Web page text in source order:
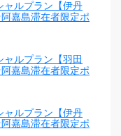
ャルプラン【伊丹
嘉島滞在者限定ポ
ャルプラン【羽田
嘉島滞在者限定ポ
ャルプラン【伊丹
嘉島滞在者限定ポ